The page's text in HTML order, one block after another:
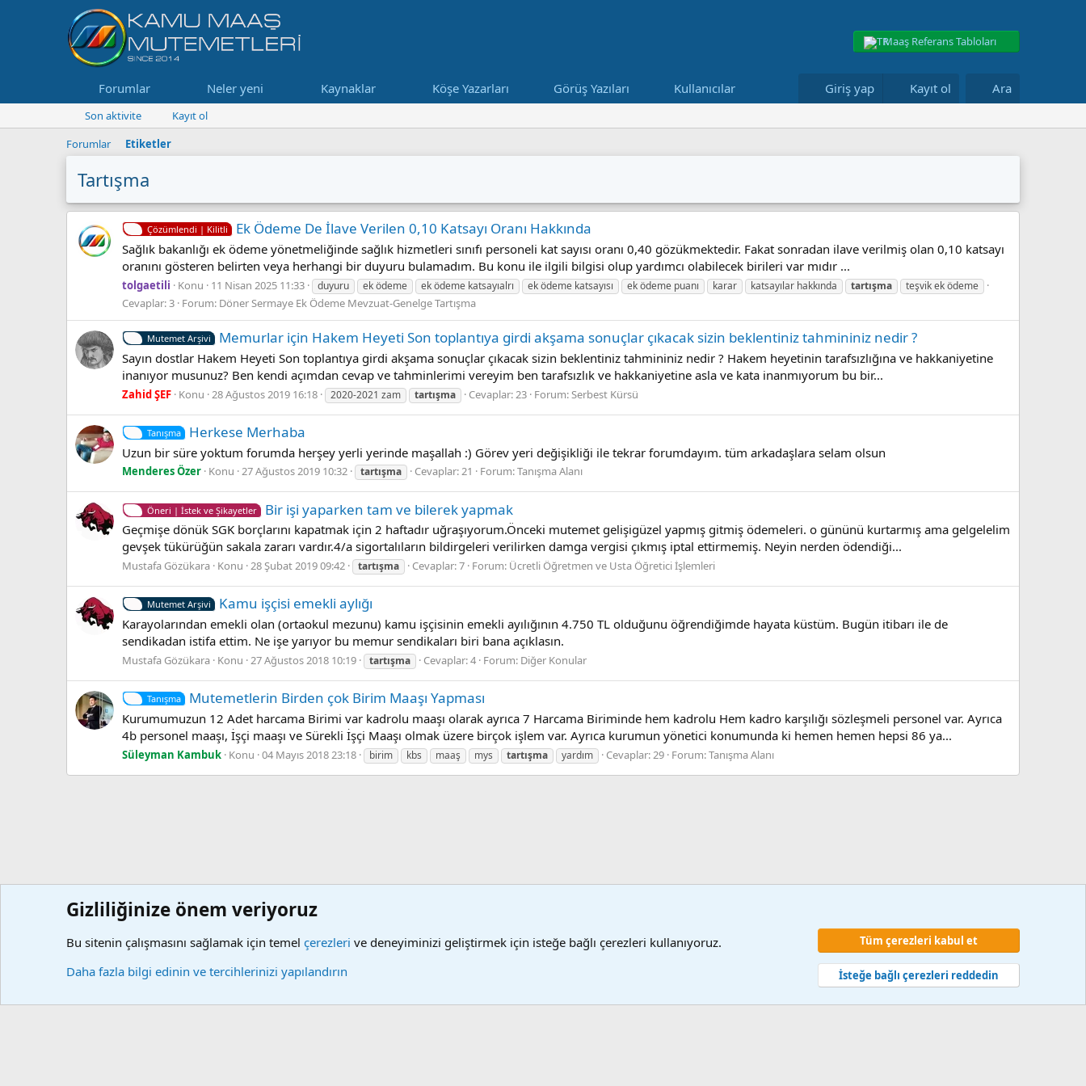
Maaş Referans Tabloları
Forumlar Neler yeni Kaynaklar Köşe Yazarları Görüş Yazıları Kullanıcılar Giriş yap Kayıt ol Ara
Son aktivite
Kayıt ol
Forumlar
Etiketler
Tartışma
Çözümlendi | Kilitli Ek Ödeme De İlave Verilen 0,10 Katsayı Oranı Hakkında
Sağlık bakanlığı ek ödeme yönetmeliğinde sağlık hizmetleri sınıfı personeli kat sayısı oranı 0,40 gözükmektedir. Fakat sonradan ilave verilmiş olan 0,10 katsayı
oranını gösteren belirten veya herhangi bir duyuru bulamadım. Bu konu ile ilgili bilgisi olup yardımcı olabilecek birileri var mıdır ...
tolgaetili Konu 11 Nisan 2025 11:33 duyuru ek ödeme ek ödeme katsayıalrı ek ödeme katsayısı ek ödeme puanı karar katsayılar hakkında tartışma teşvik ek ödeme
Cevaplar: 3 Forum: Döner Sermaye Ek Ödeme Mevzuat-Genelge Tartışma
Mutemet Arşivi Memurlar için Hakem Heyeti Son toplantıya girdi akşama sonuçlar çıkacak sizin beklentiniz tahmininiz nedir ?
Sayın dostlar Hakem Heyeti Son toplantıya girdi akşama sonuçlar çıkacak sizin beklentiniz tahmininiz nedir ? Hakem heyetinin tarafsızlığına ve hakkaniyetine
inanıyor musunuz? Ben kendi açımdan cevap ve tahminlerimi vereyim ben tarafsızlık ve hakkaniyetine asla ve kata inanmıyorum bu bir...
Zahid ŞEF Konu 28 Ağustos 2019 16:18 2020-2021 zam tartışma Cevaplar: 23 Forum: Serbest Kürsü
Tanışma Herkese Merhaba
Uzun bir süre yoktum forumda herşey yerli yerinde maşallah :) Görev yeri değişikliği ile tekrar forumdayım. tüm arkadaşlara selam olsun
Menderes Özer Konu 27 Ağustos 2019 10:32 tartışma Cevaplar: 21 Forum:Tanışma Alanı
Öneri | İstek ve Şikayetler Bir işi yaparken tam ve bilerek yapmak
Geçmişe dönük SGK borçlarını kapatmak için 2 haftadır uğraşıyorum.Önceki mutemet gelişigüzel yapmış gitmiş ödemeleri. o gününü kurtarmış ama gelgelelim
gevşek tükürüğün sakala zararı vardır.4/a sigortalıların bildirgeleri verilirken damga vergisi çıkmış iptal ettirmemiş. Neyin nerden ödendiği...
Mustafa Gözükara Konu 28 Şubat 2019 09:42 tartışma Cevaplar: 7 Forum: Ücretli Öğretmen ve Usta Öğretici İşlemleri
Mutemet Arşivi Kamu işçisi emekli aylığı
Karayolarından emekli olan (ortaokul mezunu) kamu işçisinin emekli ayılığının 4.750 TL olduğunu öğrendiğimde hayata küstüm. Bugün itibarı ile de
sendikadan istifa ettim. Ne işe yarıyor bu memur sendikaları biri bana açıklasın.
Mustafa Gözükara Konu 27 Ağustos 2018 10:19 tartışma Cevaplar: 4 Forum: Diğer Konular
Tanışma Mutemetlerin Birden çok Birim Maaşı Yapması
Kurumumuzun 12 Adet harcama Birimi var kadrolu maaşı olarak ayrıca 7 Harcama Biriminde hem kadrolu Hem kadro karşılığı sözleşmeli personel var. Ayrıca
4b personel maaşı, İşçi maaşı ve Sürekli İşçi Maaşı olmak üzere birçok işlem var. Ayrıca kurumun yönetici konumunda ki hemen hemen hepsi 86 ya...
Süleyman Kambuk Konu 04 Mayıs 2018 23:18 birim kbs maaş mys tartışma yardım Cevaplar: 29 Forum:Tanışma Alanı
Gizlilik politikası Yardım Ana sayfa
R
S
XenForo 2 Türkçe yama 🇹🇷 [XGT] Yazılım ve web hizmetleri 2014-2024
Gizliliğinize önem veriyoruz
Bu sitenin çalışmasını sağlamak için temel çerezleri ve deneyiminizi geliştirmek için isteğe bağlı çerezleri kullanıyoruz.
Daha fazla bilgi edinin ve tercihlerinizi yapılandırın
Tüm çerezleri kabul et
İsteğe bağlı çerezleri reddedin